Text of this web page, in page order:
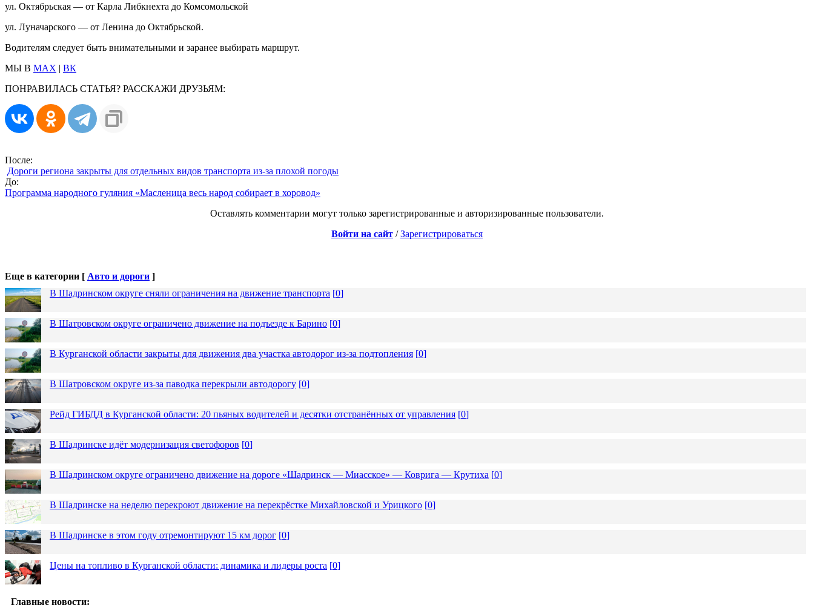
ул. Октябрьская — от Карла Либкнехта до Комсомольской
ул. Луначарского — от Ленина до Октябрьской.
Водителям следует быть внимательными и заранее выбирать маршрут.
МЫ В MAX | ВК
ПОНРАВИЛАСЬ СТАТЬЯ? РАССКАЖИ ДРУЗЬЯМ:
После:
Дороги региона закрыты для отдельных видов транспорта из-за плохой погоды
До:
Программа народного гуляния «Масленица весь народ собирает в хоровод»
Оставлять комментарии могут только зарегистрированные и авторизированные пользователи.
Войти на сайт /Зарегистрироваться
Еще в категории [ Авто и дороги ]
В Шадринском округе сняли ограничения на движение транспорта [0]
В Шатровском округе ограничено движение на подъезде к Барино [0]
В Курганской области закрыты для движения два участка автодорог из-за подтопления [0]
В Шатровском округе из-за паводка перекрыли автодорогу [0]
Рейд ГИБДД в Курганской области: 20 пьяных водителей и десятки отстранённых от управления [0]
В Шадринске идёт модернизация светофоров [0]
В Шадринском округе ограничено движение на дороге «Шадринск — Миасское» — Коврига — Крутиха [0]
В Шадринске на неделю перекроют движение на перекрёстке Михайловской и Урицкого [0]
В Шадринске в этом году отремонтируют 15 км дорог [0]
Цены на топливо в Курганской области: динамика и лидеры роста [0]
Главные новости: